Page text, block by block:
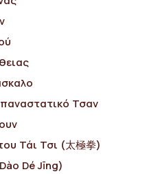
Τσαν
Τάι Τσι (太極拳)
Dé Jīng)